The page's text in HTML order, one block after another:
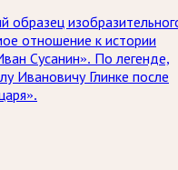
образец
отношение к истории
Сусанин». По легенде,
Ивановичу Глинке после